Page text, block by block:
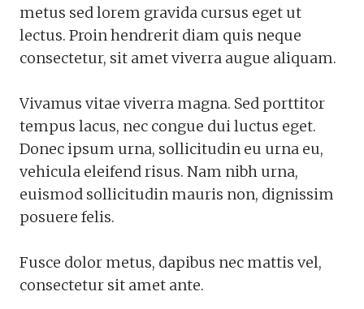
metus sed lorem gravida cursus eget ut
lectus. Proin hendrerit diam quis neque
consectetur, sit amet viverra augue aliquam.
Vivamus vitae viverra magna. Sed porttitor
tempus lacus, nec congue dui luctus eget.
Donec ipsum urna, sollicitudin eu urna eu,
vehicula eleifend risus. Nam nibh urna,
euismod sollicitudin mauris non, dignissim
posuere felis.
Fusce dolor metus, dapibus nec mattis vel,
consectetur sit amet ante.